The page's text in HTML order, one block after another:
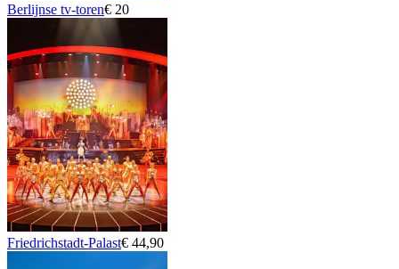
Berlijnse tv-toren€ 20
Friedrichstadt-Palast€ 44,90